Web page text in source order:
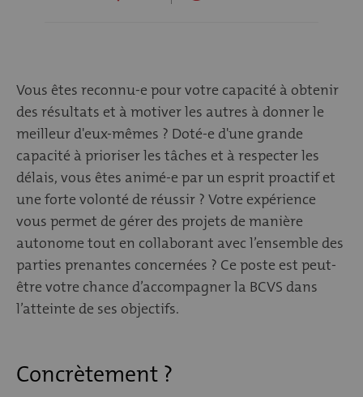
Vous êtes reconnu-e pour votre capacité à obtenir
des résultats et à motiver les autres à donner le
meilleur d'eux-mêmes ? Doté-e d'une grande
capacité à prioriser les tâches et à respecter les
délais, vous êtes animé-e par un esprit proactif et
une forte volonté de réussir ? Votre expérience
vous permet de gérer des projets de manière
autonome tout en collaborant avec l’ensemble des
parties prenantes concernées ? Ce poste est peut-
être votre chance d’accompagner la BCVS dans
l’atteinte de ses objectifs.
Concrètement ?